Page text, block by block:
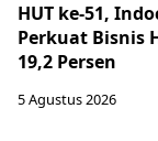
HUT ke-51,
Perkuat Bisnis
19,2 Persen
5 Agustus 2026